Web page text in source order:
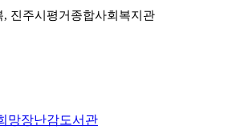
진주시평거종합사회복지관
망장난감도서관